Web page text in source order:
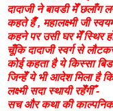
दादाजी ने बावडी मेँ छलाँग
कहते हैँ , महालक्ष्मी जी
कहने पर उसी घर मेँ स्थिर
चूँकि दादाजी स्वर्ग से
कोई कहता है ये किस्सा
जिन्हेँ ये भी आदेश मिला है
लक्ष्मी सदा स्थायी रहेँगीँ -
सच औरकथा की